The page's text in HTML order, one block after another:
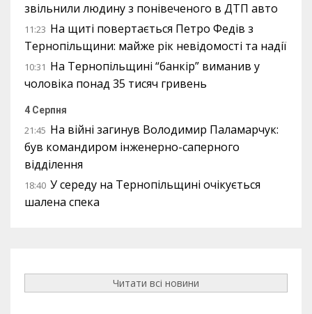
звільнили людину з понівеченого в ДТП авто
11:23 На щиті повертається Петро Федів з
Тернопільщини: майже рік невідомості та надії
10:31 На Тернопільщині “банкір” виманив у
чоловіка понад 35 тисяч гривень
4 Серпня
21:45 На війні загинув Володимир Паламарчук:
був командиром інженерно-саперного
відділення
18:40 У середу на Тернопільщині очікується
шалена спека
Читати всі новини